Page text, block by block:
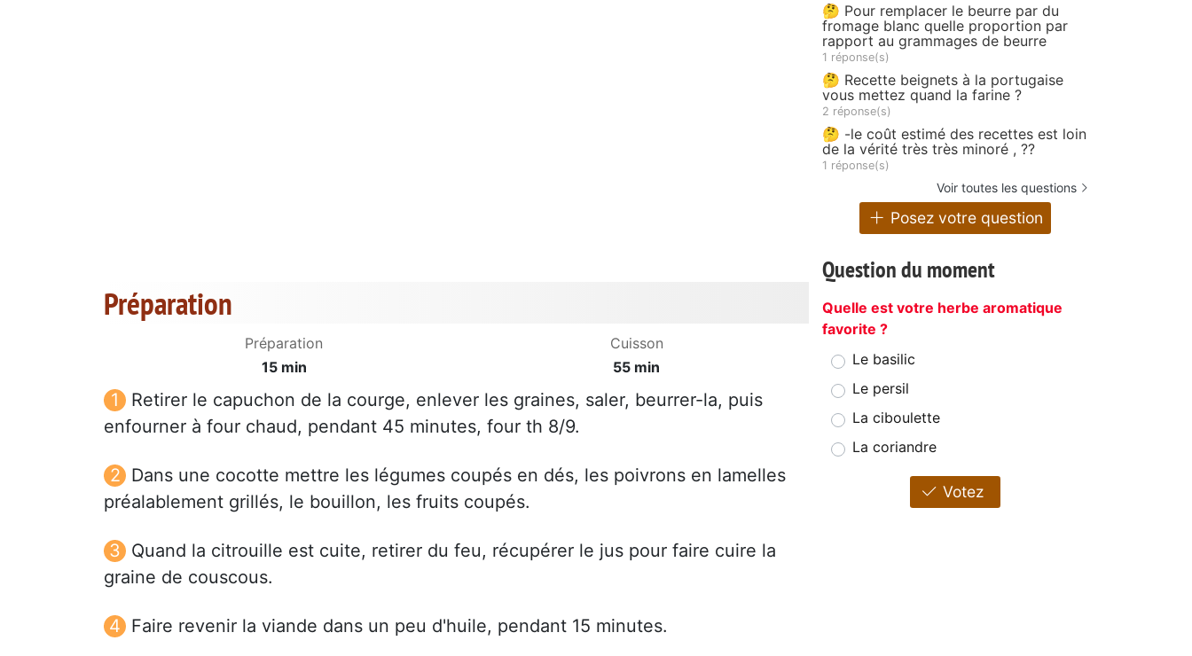
Préparation
Préparation
15 min
Cuisson
55 min
Retirer le capuchon de la courge, enlever les graines, saler, beurrer-la, puis
enfourner à four chaud, pendant 45 minutes, four th 8/9.
Dans une cocotte mettre les légumes coupés en dés, les poivrons en lamelles
préalablement grillés, le bouillon, les fruits coupés.
Quand la citrouille est cuite, retirer du feu, récupérer le jus pour faire cuire la
graine de couscous.
Faire revenir la viande dans un peu d'huile, pendant 15 minutes.
🤔 Pour remplacer le beurre par du
fromage blanc quelle proportion par
rapport au grammages de beurre
1 réponse(s)
🤔 Recette beignets à la portugaise
vous mettez quand la farine ?
2 réponse(s)
🤔 -le coût estimé des recettes est loin
de la vérité très très minoré , ??
1 réponse(s)
Voir toutes les questions
Posez votre question
Question du moment
Quelle est votre herbe aromatique
favorite ?
Le basilic
Le persil
La ciboulette
La coriandre
Votez